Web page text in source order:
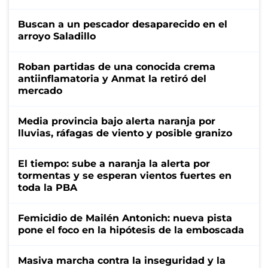
Buscan a un pescador desaparecido en el
arroyo Saladillo
Roban partidas de una conocida crema
antiinflamatoria y Anmat la retiró del
mercado
Media provincia bajo alerta naranja por
lluvias, ráfagas de viento y posible granizo
El tiempo: sube a naranja la alerta por
tormentas y se esperan vientos fuertes en
toda la PBA
Femicidio de Mailén Antonich: nueva pista
pone el foco en la hipótesis de la emboscada
Masiva marcha contra la inseguridad y la